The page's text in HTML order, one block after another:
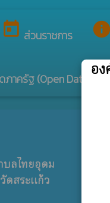
today ส่วนราชการ
าครัฐ (Open Data)
ยินดีต้อน
องกันการทุจริตปร
บลไทยอุดม
ดสระแก้ว
อ